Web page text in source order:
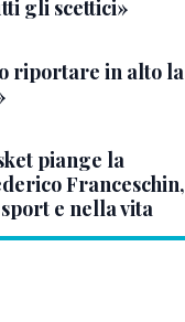
gli scettici»
riportare in alto la
piange la
Franceschin,
e nella vita